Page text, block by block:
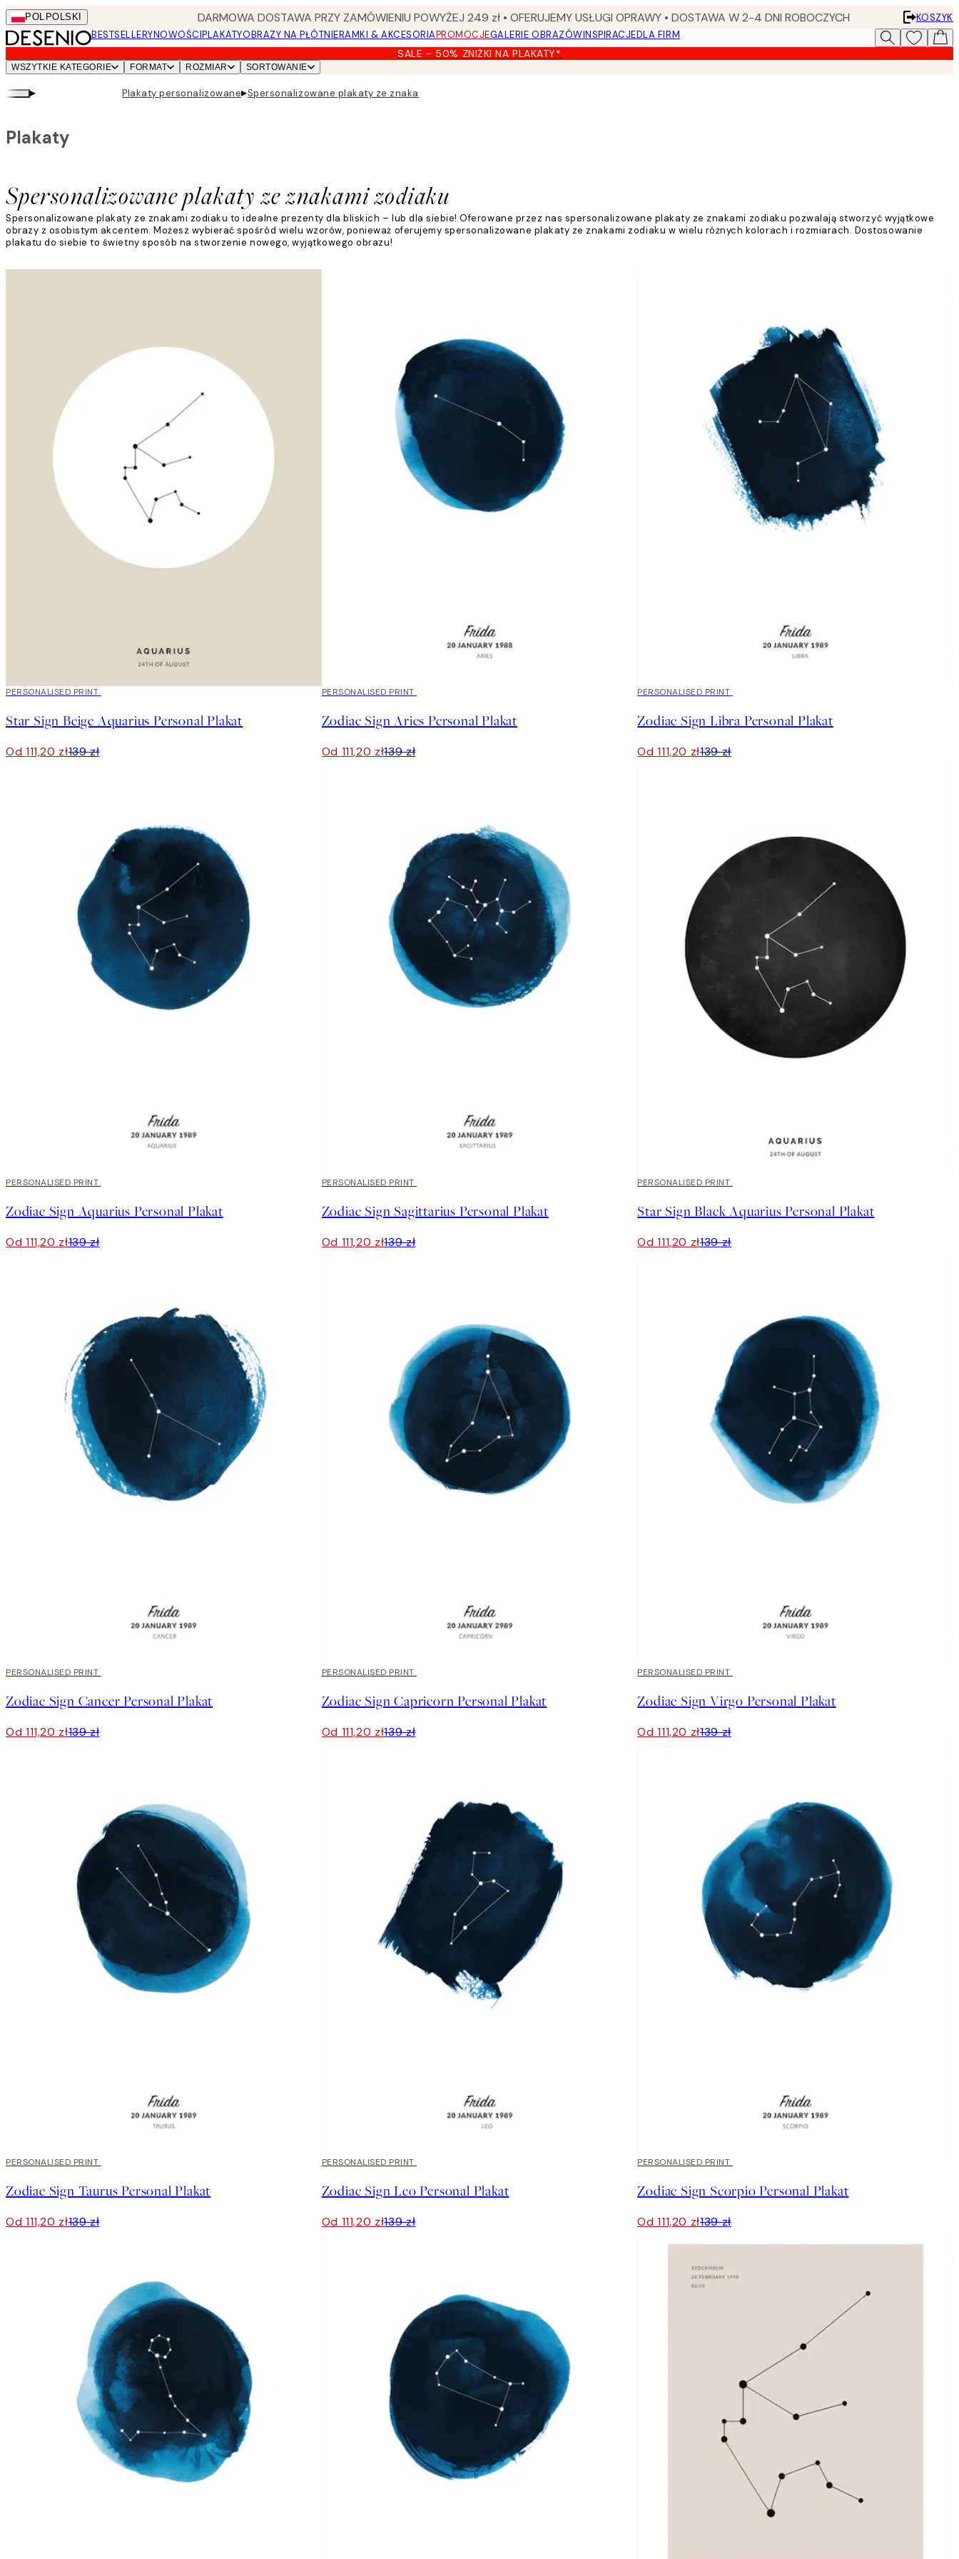
Skip
to
main
content.
POL POLSKI DARMOWA DOSTAWA PRZY ZAMÓWIENIU POWYŻEJ 249 zł • OFERUJEMY USŁUGI OPRAWY • DOSTAWA W 2-4 DNI ROBOCZYCH
KOSZYK
BESTSELLERYNOWOŚCIPLAKATYOBRAZY NA PŁÓTNIERAMKI & AKCESORIAPROMOCJEGALERIE OBRAZÓWINSPIRACJEDLA FIRM
SALE - 50% ZNIŻKI NA PLAKATY*
WSZYTKIE KATEGORIE FORMAT ROZMIAR SORTOWANIE
▸ Plakaty personalizowane▸Spersonalizowane plakaty ze znakami zodiaku
Spersonalizowane plakaty ze znakami zodiaku
Plakaty
Spersonalizowane plakaty ze znakami zodiaku to idealne prezenty dla bliskich – lub dla siebie! Oferowane przez nas spersonalizowane plakaty ze znakami zodiaku pozwalają stworzyć wyjątkowe
obrazy z osobistym akcentem. Możesz wybierać spośród wielu wzorów, ponieważ oferujemy spersonalizowane plakaty ze znakami zodiaku w wielu różnych kolorach i rozmiarach. Dostosowanie
plakatu do siebie to świetny sposób na stworzenie nowego, wyjątkowego obrazu!
20%*
PERSONALISED PRINT
Star Sign Beige Aquarius Personal Plakat
Od 111,20 zł139 zł
20%*
PERSONALISED PRINT
Zodiac Sign Aries Personal Plakat
Od 111,20 zł139 zł
20%*
PERSONALISED PRINT
Zodiac Sign Libra Personal Plakat
Od 111,20 zł139 zł
20%*
PERSONALISED PRINT
Zodiac Sign Aquarius Personal Plakat
Od 111,20 zł139 zł
20%*
PERSONALISED PRINT
Zodiac Sign Sagittarius Personal Plakat
Od 111,20 zł139 zł
20%*
PERSONALISED PRINT
Star Sign Black Aquarius Personal Plakat
Od 111,20 zł139 zł
20%*
PERSONALISED PRINT
Zodiac Sign Cancer Personal Plakat
Od 111,20 zł139 zł
20%*
PERSONALISED PRINT
Zodiac Sign Capricorn Personal Plakat
Od 111,20 zł139 zł
20%*
PERSONALISED PRINT
Zodiac Sign Virgo Personal Plakat
Od 111,20 zł139 zł
20%*
PERSONALISED PRINT
Zodiac Sign Taurus Personal Plakat
Od 111,20 zł139 zł
20%*
PERSONALISED PRINT
Zodiac Sign Leo Personal Plakat
Od 111,20 zł139 zł
20%*
PERSONALISED PRINT
Zodiac Sign Scorpio Personal Plakat
Od 111,20 zł139 zł